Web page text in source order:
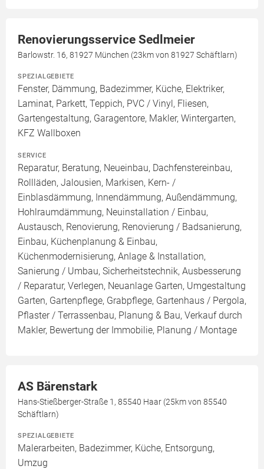
Renovierungsservice Sedlmeier
Barlowstr. 16, 81927 München (23km von 81927 Schäftlarn)
SPEZIALGEBIETE
Fenster, Dämmung, Badezimmer, Küche, Elektriker,
Laminat, Parkett, Teppich, PVC / Vinyl, Fliesen,
Gartengestaltung, Garagentore, Makler, Wintergarten,
KFZ Wallboxen
SERVICE
Reparatur, Beratung, Neueinbau, Dachfenstereinbau,
Rollläden, Jalousien, Markisen, Kern- /
Einblasdämmung, Innendämmung, Außendämmung,
Hohlraumdämmung, Neuinstallation / Einbau,
Austausch, Renovierung, Renovierung / Badsanierung,
Einbau, Küchenplanung & Einbau,
Küchenmodernisierung, Anlage & Installation,
Sanierung / Umbau, Sicherheitstechnik, Ausbesserung
/ Reparatur, Verlegen, Neuanlage Garten, Umgestaltung
Garten, Gartenpflege, Grabpflege, Gartenhaus / Pergola,
Pflaster / Terrassenbau, Planung & Bau, Verkauf durch
Makler, Bewertung der Immobilie, Planung / Montage
AS Bärenstark
Hans-Stießberger-Straße 1, 85540 Haar (25km von 85540
Schäftlarn)
SPEZIALGEBIETE
Malerarbeiten, Badezimmer, Küche, Entsorgung,
Umzug